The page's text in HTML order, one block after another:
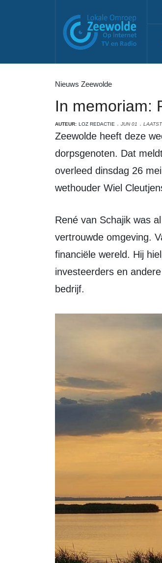
Nieuws Zeewolde
In memoriam:
AUTEUR: LOZ REDACTIE JUN 01
Zeewolde heeft deze week afscheid moeten nemen van twee bekende
dorpsgenoten. Dat
overleed dinsdag 26
wethouder Wiel
René van Schajik was al langere tijd ernstig ziek. Hij overleed thuis, in zijn
vertrouwde omgeving.
financiële wereld. Hij
investeerders en
bedrijf.